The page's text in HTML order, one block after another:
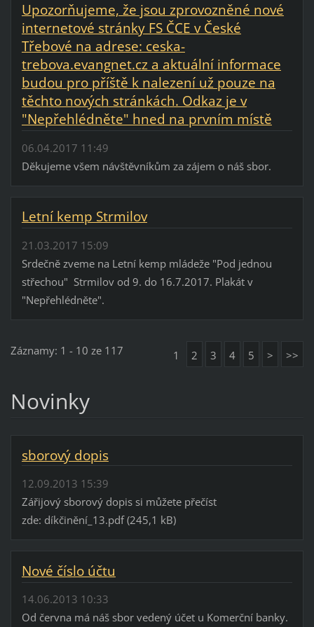
Upozorňujeme, že jsou zprovozněné nové
internetové stránky FS ČCE v České
Třebové na adrese: ceska-
trebova.evangnet.cz a aktuální informace
budou pro příště k nalezení už pouze na
těchto nových stránkách. Odkaz je v
"Nepřehlédněte" hned na prvním místě
06.04.2017 11:49
Děkujeme všem návštěvníkům za zájem o náš sbor.
Letní kemp Strmilov
21.03.2017 15:09
Srdečně zveme na Letní kemp mládeže "Pod jednou
střechou" Strmilov od 9. do 16.7.2017. Plakát v
"Nepřehlédněte".
Záznamy: 1 - 10 ze 117 1 2 3 4 5 > >>
Novinky
sborový dopis
12.09.2013 15:39
Zářijový sborový dopis si můžete přečíst
zde: díkčinění_13.pdf (245,1 kB)
Nové číslo účtu
14.06.2013 10:33
Od června má náš sbor vedený účet u Komerční banky.